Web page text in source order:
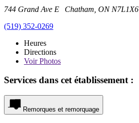
744 Grand Ave E Chatham, ON N7L1X6
(519) 352-0269
Heures
Directions
VoirPhotos
Services dans cet établissement :
Remorques et remorquage